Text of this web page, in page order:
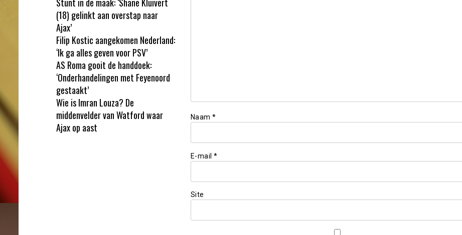
Naam *
E-mail *
Site
(18) gelinkt aan overstap naar
Ajax’
Filip Kostic aangekomen Nederland:
‘Ik ga alles geven voor PSV’
AS Roma gooit de handdoek:
‘Onderhandelingen met Feyenoord
gestaakt’
Wie is Imran Louza? De
middenvelder van Watford waar
Ajax op aast